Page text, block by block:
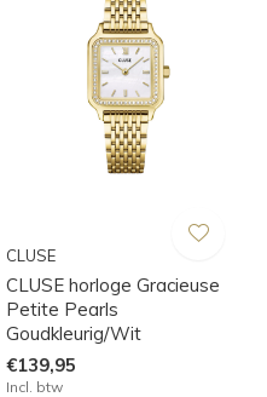
CLUSE
CLUSE horloge Gracieuse
Petite Pearls
Goudkleurig/Wit
€139,95
Incl. btw